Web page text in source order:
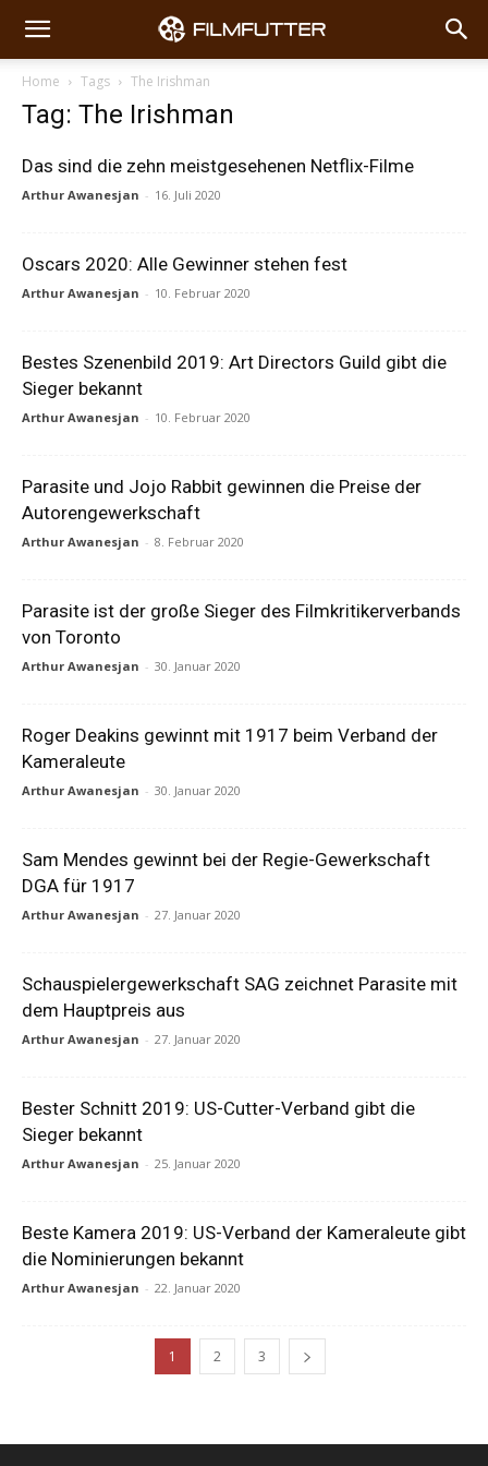
Home Tags The Irishman
Tag: The Irishman
Das sind die zehn meistgesehenen Netflix-Filme
Arthur Awanesjan - 16. Juli 2020
Oscars 2020: Alle Gewinner stehen fest
Arthur Awanesjan - 10. Februar 2020
Bestes Szenenbild 2019: Art Directors Guild gibt die
Sieger bekannt
Arthur Awanesjan - 10. Februar 2020
Parasite und Jojo Rabbit gewinnen die Preise der
Autorengewerkschaft
Arthur Awanesjan - 8. Februar 2020
Parasite ist der große Sieger des Filmkritikerverbands
von Toronto
Arthur Awanesjan - 30. Januar 2020
Roger Deakins gewinnt mit 1917 beim Verband der
Kameraleute
Arthur Awanesjan - 30. Januar 2020
Sam Mendes gewinnt bei der Regie-Gewerkschaft
DGA für 1917
Arthur Awanesjan - 27. Januar 2020
Schauspielergewerkschaft SAG zeichnet Parasite mit
dem Hauptpreis aus
Arthur Awanesjan - 27. Januar 2020
Bester Schnitt 2019: US-Cutter-Verband gibt die
Sieger bekannt
Arthur Awanesjan - 25. Januar 2020
Beste Kamera 2019: US-Verband der Kameraleute gibt
die Nominierungen bekannt
Arthur Awanesjan - 22. Januar 2020
1 2 3